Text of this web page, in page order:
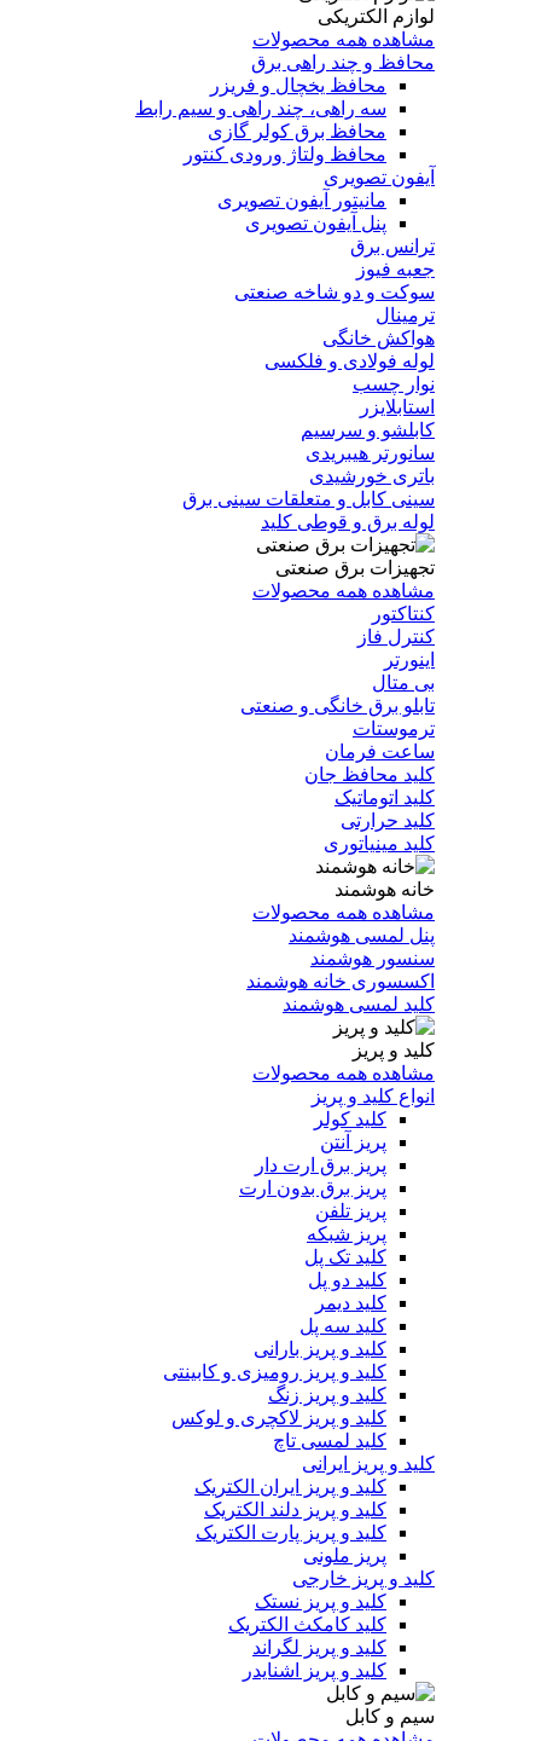
لوازم الکتریکی
مشاهده همه محصولات
محافظ و چند راهی برق
محافظ یخچال و فریزر
سه راهی، چند راهی و سیم رابط
محافظ برق کولر گازی
محافظ ولتاژ ورودی کنتور
آیفون تصویری
مانیتور آیفون تصویری
پنل آیفون تصویری
ترانس برق
جعبه فیوز
سوکت و دو شاخه صنعتی
ترمینال
هواکش خانگی
لوله فولادی و فلکسی
نوار چسب
استابلایزر
کابلشو و سرسیم
سانورتر هیبریدی
باتری خورشیدی
سینی کابل و متعلقات سینی برق
لوله برق و قوطی کلید
تجهیزات برق صنعتی
مشاهده همه محصولات
کنتاکتور
کنترل فاز
اینورتر
بی متال
تابلو برق خانگی و صنعتی
ترموستات
ساعت فرمان
کلید محافظ جان
کلید اتوماتیک
کلید حرارتی
کلید مینیاتوری
خانه هوشمند
مشاهده همه محصولات
پنل لمسی هوشمند
سنسور هوشمند
اکسسوری خانه هوشمند
کلید لمسی هوشمند
کلید و پریز
مشاهده همه محصولات
انواع کلید و پریز
کلید کولر
پریز آنتن
پریز برق ارت دار
پریز برق بدون ارت
پریز تلفن
پریز شبکه
کلید تک پل
کلید دو پل
کلید دیمر
کلید سه پل
کلید و پریز بارانی
کلید و پریز رومیزی و کابینتی
کلید و پریز زنگ
کلید و پریز لاکچری و لوکس
کلید لمسی تاچ
کلید و پریز ایرانی
کلید و پریز ایران الکتریک
کلید و پریز دلند الکتریک
کلید و پریز پارت الکتریک
پریز ملونی
کلید و پریز خارجی
کلید و پریز نستک
کلید کامکث الکتریک
کلید و پریز لگراند
کلید و پریز اشنایدر
سیم و کابل